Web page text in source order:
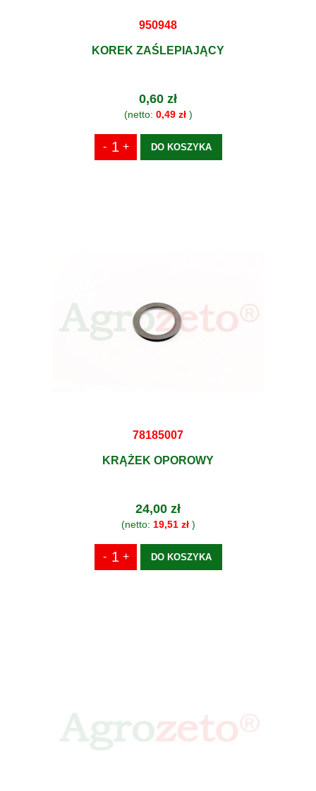
950948
KOREK ZAŚLEPIAJĄCY
0,60 zł
(netto: 0,49 zł)
DO KOSZYKA
78185007
KRĄŻEK OPOROWY
24,00 zł
(netto: 19,51 zł)
DO KOSZYKA